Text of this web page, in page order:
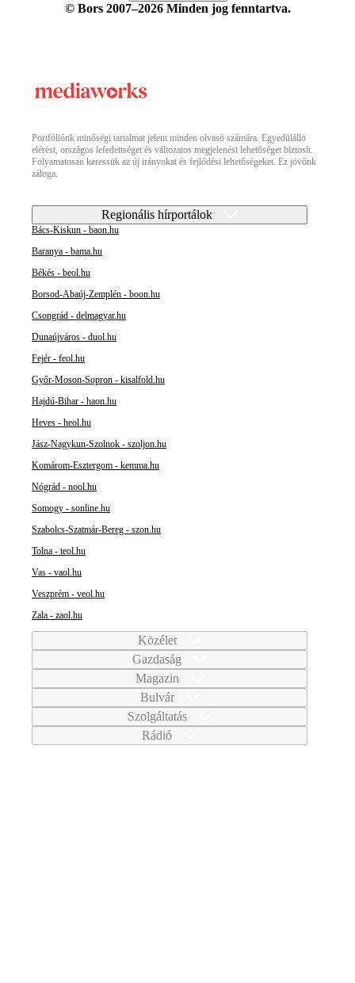
© Bors 2007–2026 Minden jog fenntartva.
Portfóliónk minőségi tartalmat jelent minden olvasó számára. Egyedülálló
elérést, országos lefedettséget és változatos megjelenési lehetőséget biztosít.
Folyamatosan keressük az új irányokat és fejlődési lehetőségeket. Ez jövőnk
záloga.
Regionális hírportálok
Bács-Kiskun - baon.hu
Baranya - bama.hu
Békés - beol.hu
Borsod-Abaúj-Zemplén - boon.hu
Csongrád - delmagyar.hu
Dunaújváros - duol.hu
Fejér - feol.hu
Győr-Moson-Sopron - kisalfold.hu
Hajdú-Bihar - haon.hu
Heves - heol.hu
Jász-Nagykun-Szolnok - szoljon.hu
Komárom-Esztergom - kemma.hu
Nógrád - nool.hu
Somogy - sonline.hu
Szabolcs-Szatmár-Bereg - szon.hu
Tolna - teol.hu
Vas - vaol.hu
Veszprém - veol.hu
Zala - zaol.hu
Közélet
Gazdaság
Magazin
Bulvár
Szolgáltatás
Rádió